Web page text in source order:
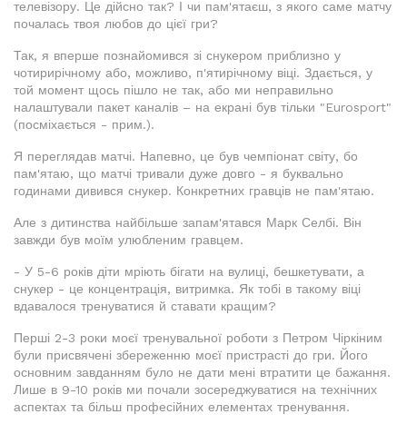
телевізору. Це дійсно так? І чи пам'ятаєш, з якого саме матчу
почалась твоя любов до цієї гри?
Так, я вперше познайомився зі снукером приблизно у
чотирирічному або, можливо, п'ятирічному віці. Здається, у
той момент щось пішло не так, або ми неправильно
налаштували пакет каналів – на екрані був тільки "Eurosport"
(посміхається - прим.).
Я переглядав матчі. Напевно, це був чемпіонат світу, бо
пам'ятаю, що матчі тривали дуже довго - я буквально
годинами дивився снукер. Конкретних гравців не пам'ятаю.
Але з дитинства найбільше запам'ятався Марк Селбі. Він
завжди був моїм улюбленим гравцем.
- У 5-6 років діти мріють бігати на вулиці, бешкетувати, а
снукер - це концентрація, витримка. Як тобі в такому віці
вдавалося тренуватися й ставати кращим?
Перші 2-3 роки моєї тренувальної роботи з Петром Чіркіним
були присвячені збереженню моєї пристрасті до гри. Його
основним завданням було не дати мені втратити це бажання.
Лише в 9-10 років ми почали зосереджуватися на технічних
аспектах та більш професійних елементах тренування.